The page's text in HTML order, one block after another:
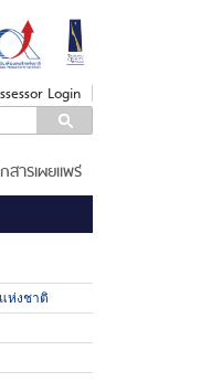
Login
กสารเผยแพร่
ห่งชาติ
LOGIN
Login
Username
Password
SERVICES